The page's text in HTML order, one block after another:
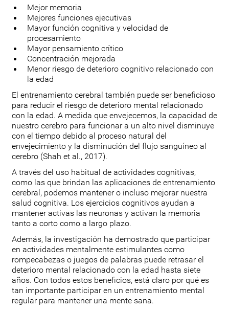
Mejor memoria
Mejores funciones ejecutivas
Mayor función cognitiva y velocidad de
procesamiento
Mayor pensamiento crítico
Concentración mejorada
Menor riesgo de deterioro cognitivo relacionado con
la edad
El entrenamiento cerebral también puede ser beneficioso
para reducir el riesgo de deterioro mental relacionado
con la edad. A medida que envejecemos, la capacidad de
nuestro cerebro para funcionar a un alto nivel disminuye
con el tiempo debido al proceso natural del
envejecimiento y la disminución del flujo sanguíneo al
cerebro (Shah et al., 2017).
A través del uso habitual de actividades cognitivas,
como las que brindan las aplicaciones de entrenamiento
cerebral, podemos mantener o incluso mejorar nuestra
salud cognitiva. Los ejercicios cognitivos ayudan a
mantener activas las neuronas y activan la memoria
tanto a corto como a largo plazo.
Además, la investigación ha demostrado que participar
en actividades mentalmente estimulantes como
rompecabezas o juegos de palabras puede retrasar el
deterioro mental relacionado con la edad hasta siete
años. Con todos estos beneficios, está claro por qué es
tan importante participar en un entrenamiento mental
regular para mantener una mente sana.